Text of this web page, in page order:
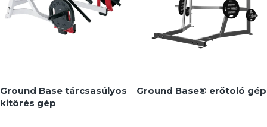
MEGNÉZEM MEGNÉZEM
Ground Base tárcsasúlyos
kitörés gép
Ground Base® erőtoló gép